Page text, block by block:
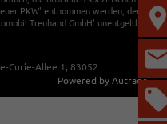
PKW' entnommen werden, der an
Treuhand GmbH' unentgeltlich
Curie-Allee 1 , 83052
Powered by Autrado